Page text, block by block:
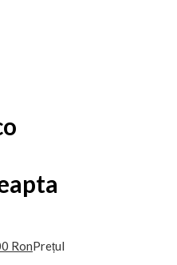
RonPrețul